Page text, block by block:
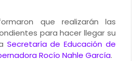
que realizarán las
para hacer llegar su
Secretaría de Educación de
Rocío Nahle García.